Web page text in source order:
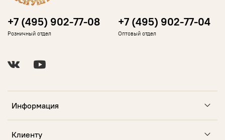
Информация
Клиенту
+7 (495) 902-77-08
Розничный отдел
+7 (495) 902-77-04
Оптовый отдел